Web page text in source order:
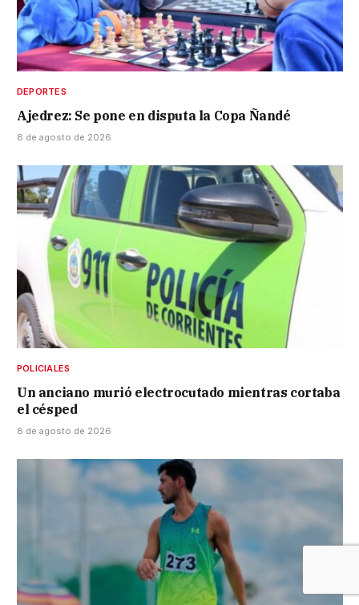
DEPORTES
Ajedrez: Se pone en disputa la Copa Ñandé
8 de agosto de 2026
POLICIALES
Un anciano murió electrocutado mientras cortaba
el césped
8 de agosto de 2026